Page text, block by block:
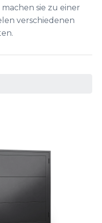
sie zu einer
verschiedenen